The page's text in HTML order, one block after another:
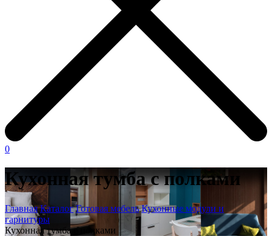
0
Кухонная тумба с полками
Главная Каталог Готовая мебель Кухонные модули и
гарнитуры
Кухонная тумба с полками